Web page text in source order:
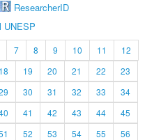
ResearcherID
UNESP
7 8 9 10 11
12
18 19 20 21 22
23
30 31 32 33
34
41 42 43 44
45
52 53 54 55
56